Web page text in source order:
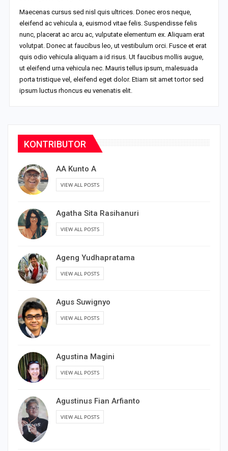
Maecenas cursus sed nisl quis ultrices. Donec eros neque,
eleifend ac vehicula a, euismod vitae felis. Suspendisse felis
nunc, placerat ac arcu ac, vulputate elementum ex. Aliquam erat
volutpat. Donec at faucibus leo, ut vestibulum orci. Fusce et erat
quis odio vehicula aliquam a id risus. Ut faucibus mollis augue,
ut eleifend urna vehicula nec. Mauris tellus ipsum, malesuada
porta tristique vel, eleifend eget dolor. Etiam sit amet tortor sed
ipsum luctus rhoncus eu venenatis elit.
KONTRIBUTOR
AA Kunto A
VIEW ALL POSTS
Agatha Sita Rasihanuri
VIEW ALL POSTS
Ageng Yudhapratama
VIEW ALL POSTS
Agus Suwignyo
VIEW ALL POSTS
Agustina Magini
VIEW ALL POSTS
Agustinus Fian Arfianto
VIEW ALL POSTS